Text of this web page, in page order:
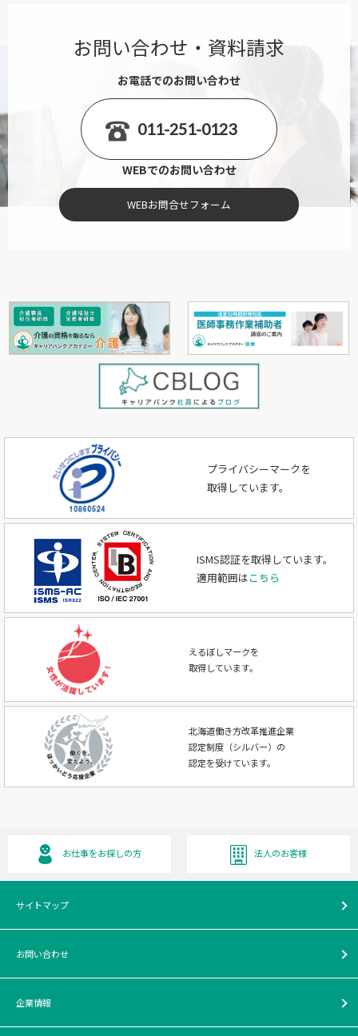
お問い合わせ・資料請求
お電話でのお問い合わせ
011-251-0123
WEBでのお問い合わせ
WEBお問合せフォーム
プライバシーマークを
取得しています。
ISMS認証を取得しています。
適用範囲はこちら
えるぼしマークを
取得しています。
北海道働き方改革推進企業
認定制度（シルバー）の
認定を受けています。
お仕事をお探しの方 法人のお客様
サイトマップ
お問い合わせ
企業情報